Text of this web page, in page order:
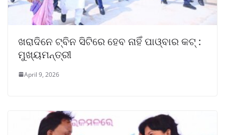
ଖରାଦିନେ ଟ୍ବିନ ସିଟିରେ ହେବ ନାହିଁ ପାଓ୍ବାର କଟ୍ :
ମୁଖ୍ୟମନ୍ତ୍ରୀ
April 9, 2026